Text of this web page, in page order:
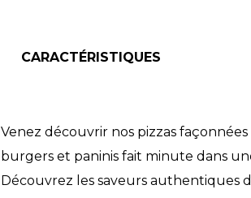
CARACTÉRISTIQUES
Venez découvrir nos pizzas
burgers et paninis fait minute dans
Découvrez les saveurs authentiques